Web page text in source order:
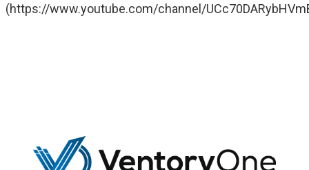
(https://www.youtube.com/channel/